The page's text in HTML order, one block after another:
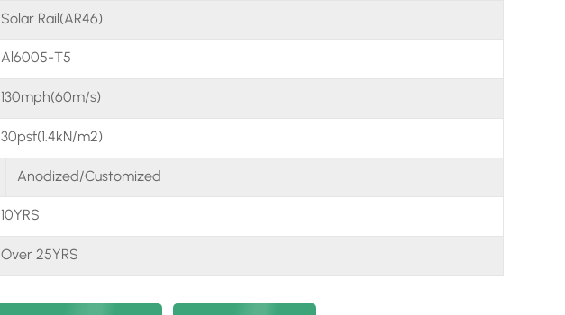
Solar Rail(AR46)
Al6005-T5
130mph(60m/s)
30psf(1.4kN/m2)
Anodized/Customized
10YRS
Over 25YRS